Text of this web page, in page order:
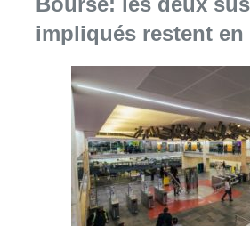
impliqués restent